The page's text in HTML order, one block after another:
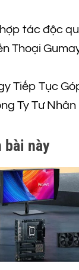
tác độc
Thoại
Tiếp Tục
Ty Tư
bài này